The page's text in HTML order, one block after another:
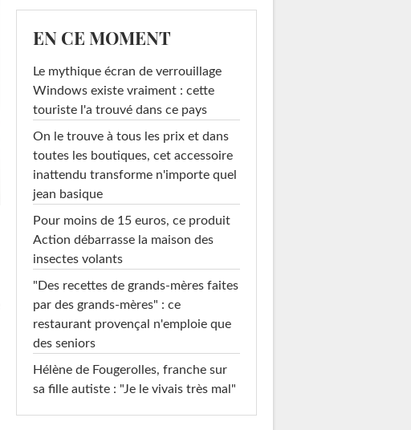
EN CE MOMENT
Le mythique écran de verrouillage
Windows existe vraiment : cette
touriste l'a trouvé dans ce pays
On le trouve à tous les prix et dans
toutes les boutiques, cet accessoire
inattendu transforme n'importe quel
jean basique
Pour moins de 15 euros, ce produit
Action débarrasse la maison des
insectes volants
"Des recettes de grands-mères faites
par des grands-mères" : ce
restaurant provençal n'emploie que
des seniors
Hélène de Fougerolles, franche sur
sa fille autiste : "Je le vivais très mal"